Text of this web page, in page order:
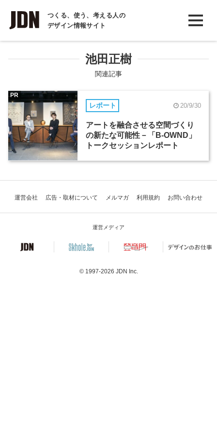
つくる、使う、考える人の
デザイン情報サイト
INTERVIEW
インタビュー
COLUMN
コラム
池田正樹
関連記事
レポート 20/9/30
アートを融合させる空間づくり
の新たな可能性－「B-OWND」
トークセッションレポート
PR
運営会社 広告・取材について メルマガ 利用規約 お問い合わせ
運営メディア
© 1997-2026 JDN Inc.